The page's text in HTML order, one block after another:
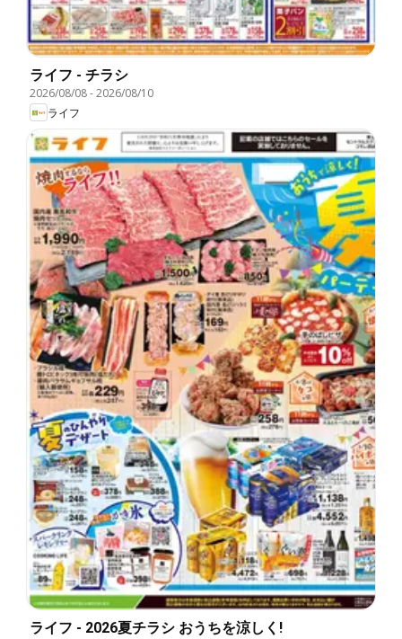
ライフ - チラシ
2026/08/08-2026/08/10
ライフ
ライフ - 2026夏チラシ おうちを涼しく!